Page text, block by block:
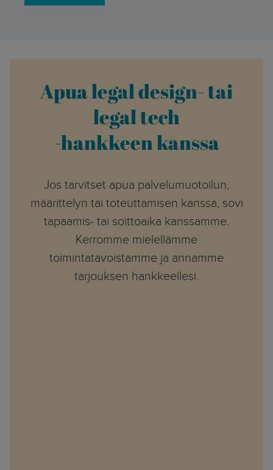
Apua legal design- tai
legal tech
-hankkeen kanssa
Jos tarvitset apua palvelumuotoilun,
määrittelyn tai toteuttamisen kanssa, sovi
tapaamis- tai soittoaika kanssamme.
Kerromme mielellämme
toimintatavoistamme ja annamme
tarjouksen hankkeellesi.